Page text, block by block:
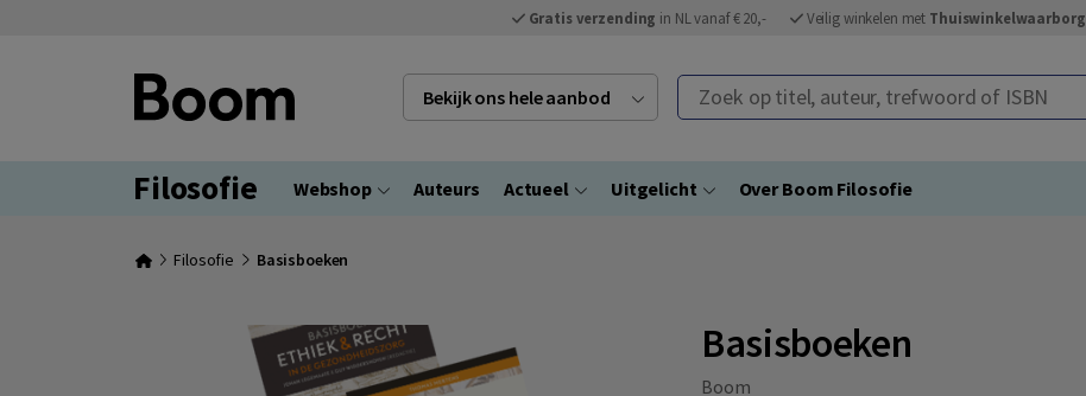
Gratis verzending in NL vanaf € 20,- Veilig winkelen met Thuiswinkelwaarborg
Bekijk ons hele aanbod Zoek op titel, auteur, trefwoord of ISBN
Filosofie Webshop Auteurs Actueel Uitgelicht Over Boom Filosofie
Filosofie Basisboeken
Basisboeken
Boom